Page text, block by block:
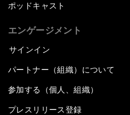
ポッドキャスト
エンゲージメント
サインイン
パートナー（組織）について
参加する（個人、組織）
プレスリリース登録